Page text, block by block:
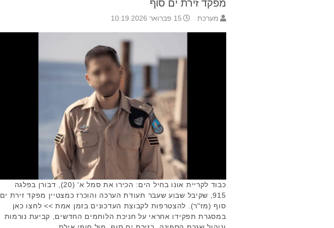
מפקד זירת ים סוף
מערכת 15 פברואר 2026 10:19
כבוד לקריית אונו בחיל הים: הכירו את סמל א' (20), דבורן בפלגה
915, שקיבל שבוע שעבר תעודת הערכה והוכרז כמצטיין מפקד זירת ים
סוף (מז"ר). להצטרפות לקבוצת העדכונים בזמן אמת >> לחצו כאן
במסגרת תפקידו אחראי על חניכת הלוחמים החדשים, קביעת נורמות